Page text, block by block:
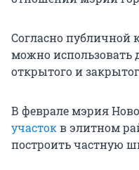
Согласно публичной
можно использовать
открытого и
В феврале мэрия
участокв элитном
построить частную